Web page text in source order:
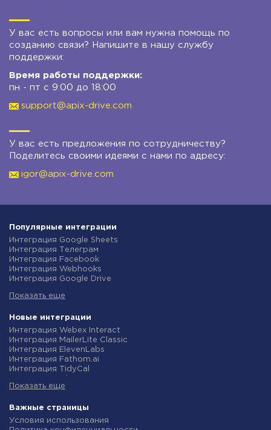
У вас есть вопросы или вам нужна помощь по
созданию связи? Напишите в нашу службу
поддержки:
Время работы поддержки:
пн - пт с 9:00 до 18:00
support@apix-drive.com
У вас есть предложения по сотрудничеству?
Поделитесь своими идеями с нами по адресу:
igor@apix-drive.com
Популярные интеграции
Интеграция Google Sheets
Интеграция Телеграм
Интеграция Facebook
Интеграция Webhooks
Интеграция Google Drive
Интеграция Gmail
Интеграция Новая Почта
Интеграция Binotel
Интеграция OpenAI (ChatGPT)
Интеграция Prom
Интеграция Приват24
Интеграция OLX
Интеграция TurboSMS
Интеграция SendPulse
Интеграция Stream Telecom
Интеграция Google Analytics
Показать еще
Новые интеграции
Интеграция Webex Interact
Интеграция MailerLite Classic
Интеграция ElevenLabs
Интеграция Fathom.ai
Интеграция TidyCal
Интеграция Gist
Интеграция Straico
Интеграция Rows
Интеграция Firecrawl
Показать еще
Важные страницы
Условия использования